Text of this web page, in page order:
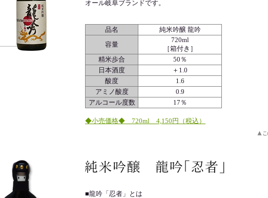
オール岐阜ブランドです。
品名
純米吟醸 龍吟
容量
720ml
［箱付き］
精米歩合
50％
日本酒度
＋1.0
酸度
1.6
アミノ酸度
0.9
アルコール度数
17％
◆小売価格◆ 720ml 4,150円（税込）
■龍吟「忍者」とは